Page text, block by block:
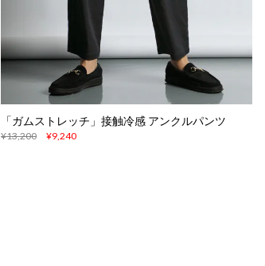
「ガムストレッチ」接触冷感 アンクルパンツ
¥13,200 ¥9,240